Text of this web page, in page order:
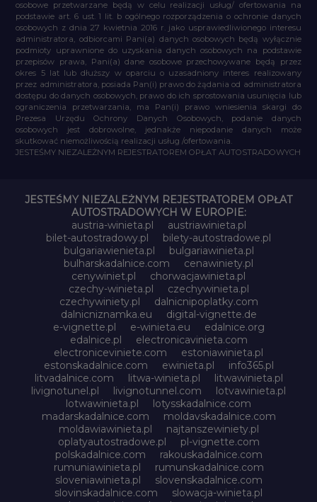
osobowe przetwarzane będą w celu realizacji usług/ ofertowania na
podstawie art. 6 ust. 1 lit. b ogólnego rozporządzenia o ochronie danych
osobowych z dnia 27 kwietnia 2016 r. jako usprawiedliwionego interesu
administratora, odbiorcami Pani(a) danych osobowych będą wyłącznie
podmioty uprawnione do uzyskania danych osobowych na podstawie
przepisów prawa, Pani(a) dane osobowe przechowywane będą przez
okres 5 lat lub dłuższy w oparciu o uzasadniony interes realizowany
przez administratora, posiada Pan(i) prawo do żądania od administratora
dostępu do danych osobowych, prawo do ich sprostowania usunięcia lub
ograniczenia przetwarzania, ma Pan(i) prawo wniesienia skargi do
Prezesa Urzędu Ochrony Danych Osobowych, podanie danych
osobowych jest dobrowolne, jednakże niepodanie danych może
skutkować niemożliwością realizacji usług /ofertowania.
JESTEŚMY NIEZALEŻNYM REJESTRATOREM OPŁAT AUTOSTRADOWYCH
JESTEŚMY NIEZALEŻNYM REJESTRATOREM OPŁAT
AUTOSTRADOWYCH W EUROPIE:
austria-winieta.pl
austriawinieta.pl
bilet-autostradowy.pl
bilety-autostradowe.pl
bulgariawienieta.pl
bulgariawinieta.pl
bulharskadalnice.com
cenawiniety.pl
cenywiniet.pl
chorwacjawinieta.pl
czechy-winieta.pl
czechywinieta.pl
czechywiniety.pl
dalnicnipoplatky.com
dalnicniznamka.eu
digital-vignette.de
e-vignette.pl
e-winieta.eu
edalnice.org
edalnice.pl
electronicavinieta.com
electroniceviniete.com
estoniawinieta.pl
estonskadalnice.com
ewinieta.pl
info365.pl
litvadalnice.com
litwa-winieta.pl
litwawinieta.pl
livignotunel.pl
livignotunnel.com
lotvawinieta.pl
lotwawinieta.pl
lotysskadalnice.com
madarskadalnice.com
moldavskadalnice.com
moldawiawinieta.pl
najtanszewiniety.pl
oplatyautostradowe.pl
pl-vignette.com
polskadalnice.com
rakouskadalnice.com
rumuniawinieta.pl
rumunskadalnice.com
sloveniawinieta.pl
slovenskadalnice.com
slovinskadalnice.com
slowacja-winieta.pl